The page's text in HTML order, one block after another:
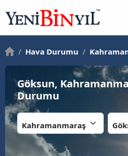
/ Hava Durumu /
Göksun,
Durumu